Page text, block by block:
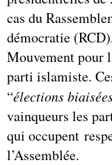
cas du
démocratie
Mouvement pour
parti islamiste.
“élections
vainqueurs les
qui occupent
l’Assemblée.